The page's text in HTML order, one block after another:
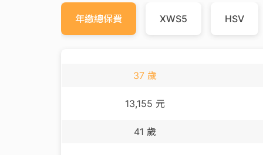
年繳總保費 XWS5 HSV
37歲
13,155 元
41 歲